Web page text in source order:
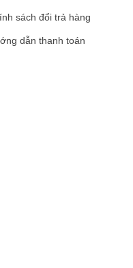
sách đổi trả hàng
dẫn thanh toán